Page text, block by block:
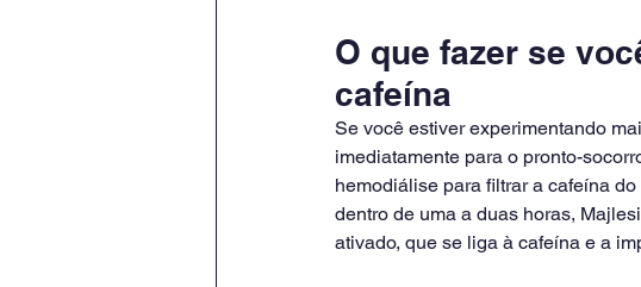
O que fazer se
cafeína
Se você estiver experimentando
imediatamente para o pronto-
hemodiálise para filtrar a cafeína
dentro de uma a duas horas,
ativado, que se liga à cafeína e a